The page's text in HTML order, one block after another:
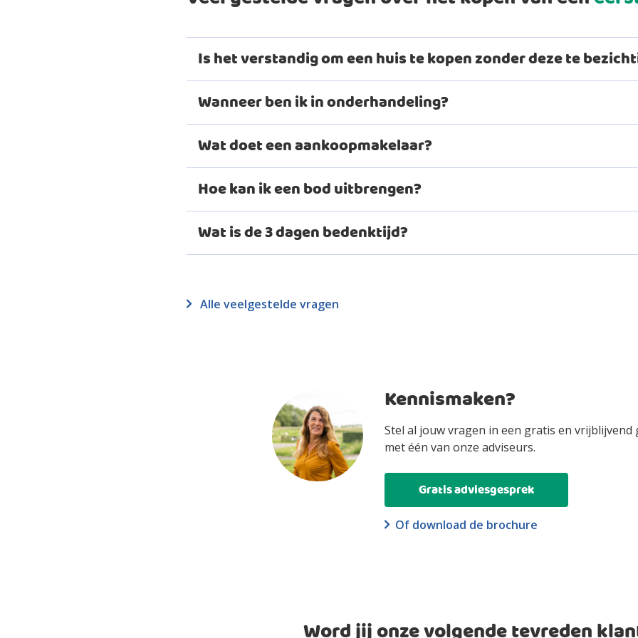
Is het verstandig om een huis te kopen zonder deze te
Wanneer ben ik in onderhandeling?
Wat doet een aankoopmakelaar?
Bezichtiging en waardebepaling.
Juridische en bouwkundige check.
Koopovereenkomst en termijnen.
Eindinspectie en overdracht
Hoe kan ik een bod uitbrengen?
website MijnMakelaarsland
Wat is de 3 dagen bedenktijd?
Alle veelgestelde vragen
Kennismaken?
Stel al jouw vragen in een gratis en vrijblijvend
met één van onze adviseurs.
Gratis adviesgesprek
Of download de brochure